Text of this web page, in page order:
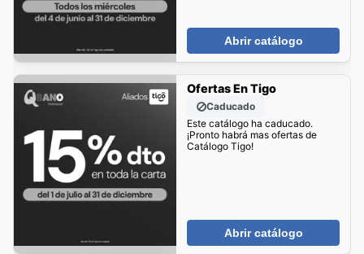
Abrir catálogo
Ofertas En Tigo
Caducado
Este catálogo ha caducado.
¡Pronto habrá mas ofertas de
Catálogo Tigo!
Abrir catálogo